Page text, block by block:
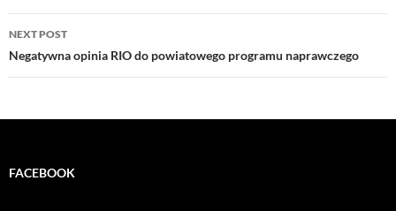
NEXT POST
Negatywna opinia RIO do powiatowego programu naprawczego
FACEBOOK